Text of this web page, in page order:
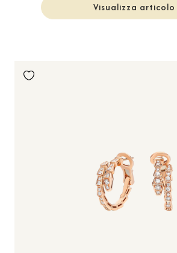
Visualizza articolo